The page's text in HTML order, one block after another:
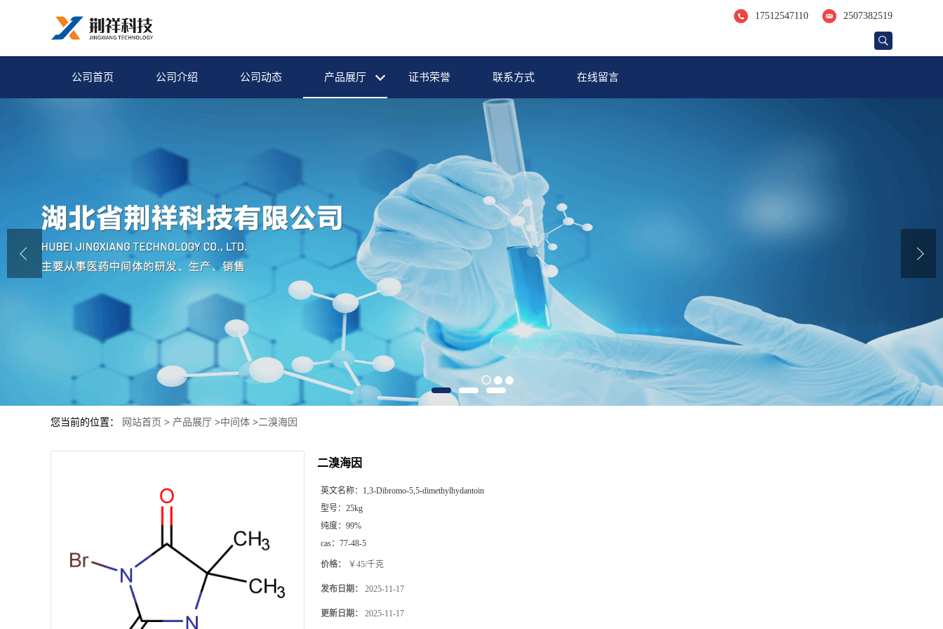
17512547110 2507382519
公司首页 公司介绍 公司动态 产品展厅 证书荣誉 联系方式 在线留言
您当前的位置： 网站首页 > 产品展厅 >中间体 >二溴海因
二溴海因
英文名称： 1,3-Dibromo-5,5-dimethylhydantoin
型号： 25kg
纯度： 99%
cas： 77-48-5
价格： ￥45/千克
发布日期： 2025-11-17
更新日期： 2025-11-17